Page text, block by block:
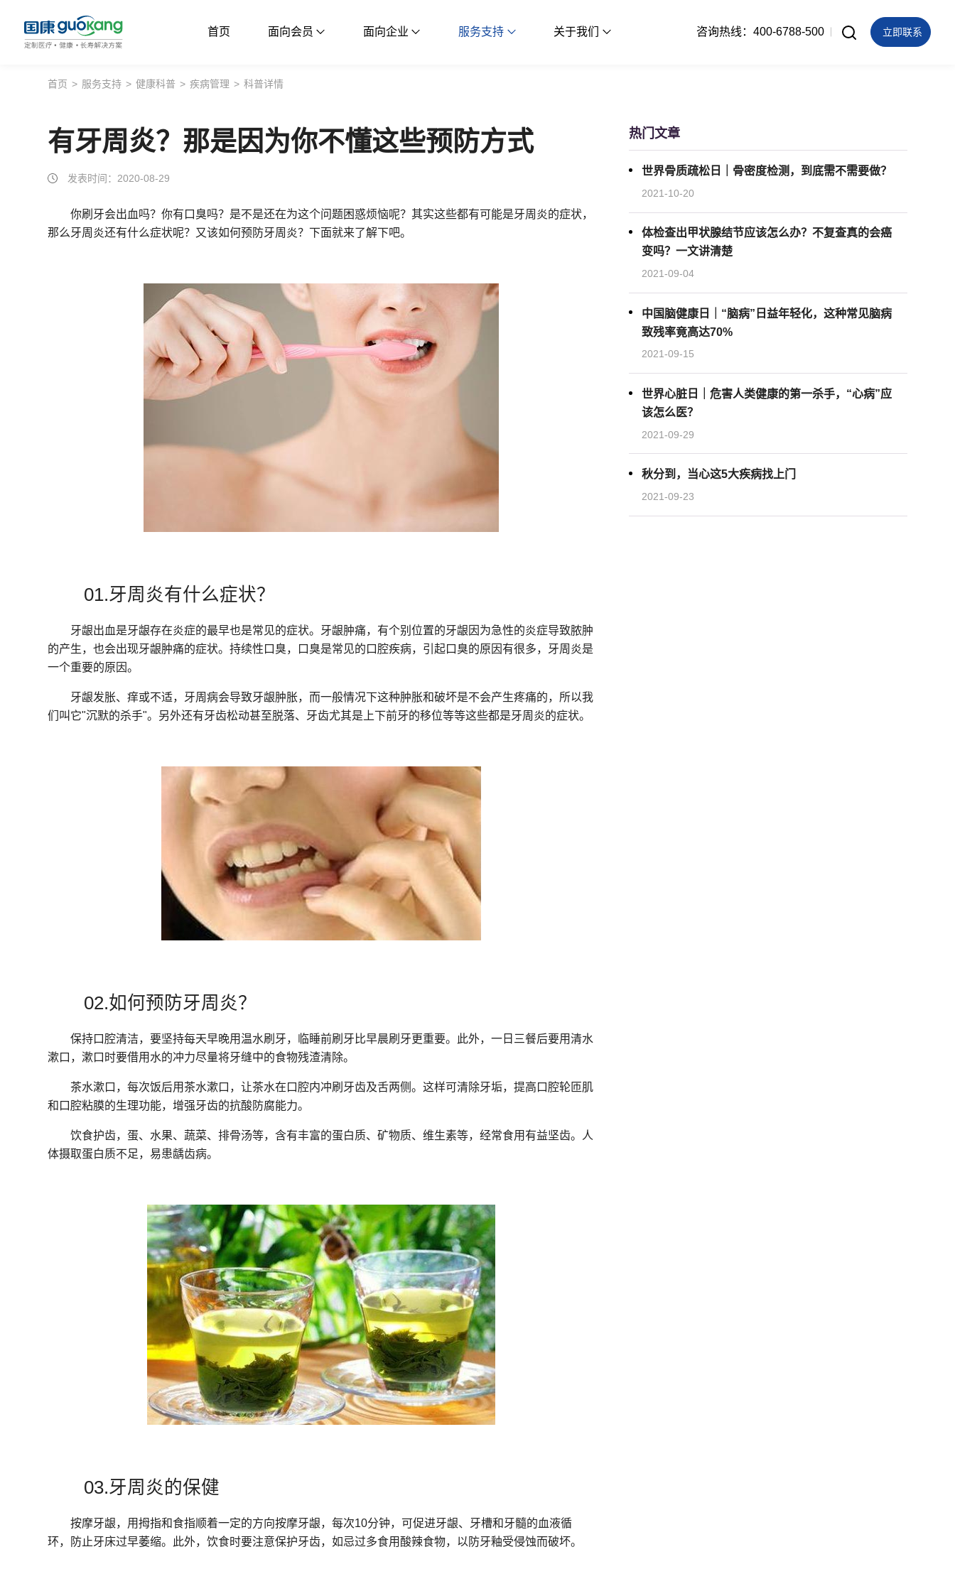
首页 面向会员 面向企业 服务支持 关于我们
面向企业
关于我们
咨询热线：400-6788-500 立即联系
首页 > 服务支持 > 健康科普 > 疾病管理 > 科普详情
有牙周炎？那是因为你不懂这些预防方式
发表时间：2020-08-29
你刷牙会出血吗？你有口臭吗？是不是还在为这个问题困惑烦恼呢？其实这些都有可能是牙周炎的症状，
那么牙周炎还有什么症状呢？又该如何预防牙周炎？下面就来了解下吧。
01.牙周炎有什么症状？
牙龈出血是牙龈存在炎症的最早也是常见的症状。牙龈肿痛，有个别位置的牙龈因为急性的炎症导致脓肿
的产生，也会出现牙龈肿痛的症状。持续性口臭，口臭是常见的口腔疾病，引起口臭的原因有很多，牙周炎是
一个重要的原因。
牙龈发胀、痒或不适，牙周病会导致牙龈肿胀，而一般情况下这种肿胀和破坏是不会产生疼痛的，所以我
们叫它"沉默的杀手"。另外还有牙齿松动甚至脱落、牙齿尤其是上下前牙的移位等等这些都是牙周炎的症状。
02.如何预防牙周炎？
保持口腔清洁，要坚持每天早晚用温水刷牙，临睡前刷牙比早晨刷牙更重要。此外，一日三餐后要用清水
漱口，漱口时要借用水的冲力尽量将牙缝中的食物残渣清除。
茶水漱口，每次饭后用茶水漱口，让茶水在口腔内冲刷牙齿及舌两侧。这样可清除牙垢，提高口腔轮匝肌
和口腔粘膜的生理功能，增强牙齿的抗酸防腐能力。
饮食护齿，蛋、水果、蔬菜、排骨汤等，含有丰富的蛋白质、矿物质、维生素等，经常食用有益坚齿。人
体摄取蛋白质不足，易患龋齿病。
03.牙周炎的保健
按摩牙龈，用拇指和食指顺着一定的方向按摩牙龈，每次10分钟，可促进牙龈、牙槽和牙髓的血液循
环，防止牙床过早萎缩。此外，饮食时要注意保护牙齿，如忌过多食用酸辣食物，以防牙釉受侵蚀而破坏。
热门文章
世界骨质疏松日｜骨密度检测，到底需不需要做？
2021-10-20
体检查出甲状腺结节应该怎么办？不复查真的会癌
变吗？一文讲清楚
2021-09-04
中国脑健康日｜“脑病”日益年轻化，这种常见脑病
致残率竟高达70%
2021-09-15
世界心脏日｜危害人类健康的第一杀手，“心病”应
该怎么医？
2021-09-29
秋分到，当心这5大疾病找上门
2021-09-23